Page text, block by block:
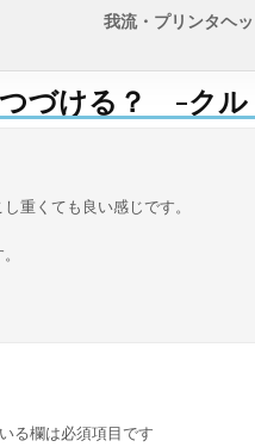
我流・プリンタヘ
づける？ -ク
重くても良い感じです。
る欄は必須項目です